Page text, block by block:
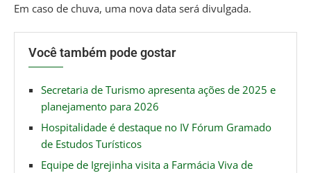
Em caso de chuva, uma nova data será divulgada.
Você também pode gostar
Secretaria de Turismo apresenta ações de 2025 e
planejamento para 2026
Hospitalidade é destaque no IV Fórum Gramado
de Estudos Turísticos
Equipe de Igrejinha visita a Farmácia Viva de